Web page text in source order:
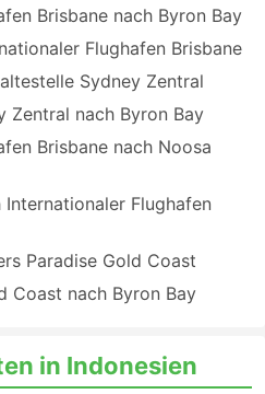
Brisbane nach Byron Bay
Flughafen Brisbane
Sydney Zentral
Zentral nach Byron Bay
Brisbane nach Noosa
Flughafen
Paradise Gold Coast
Coast nach Byron Bay
in Indonesien